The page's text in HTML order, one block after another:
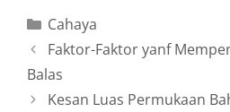
Cahaya
Faktor-Faktor yanf
Balas
Kesan Luas Permukaan